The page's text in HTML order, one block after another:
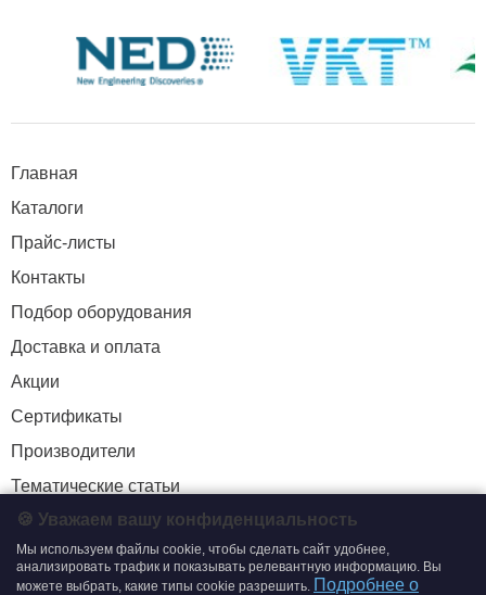
Главная
Каталоги
Прайс-листы
Контакты
Подбор оборудования
Доставка и оплата
Акции
Сертификаты
Производители
Тематические статьи
+7 (495) 204-19-33
zakaz@smtrading.ru
🍪 Уважаем вашу конфиденциальность
Мы используем файлы cookie, чтобы сделать сайт удобнее,
анализировать трафик и показывать релевантную информацию. Вы
можете выбрать, какие типы cookie разрешить. Подробнее о